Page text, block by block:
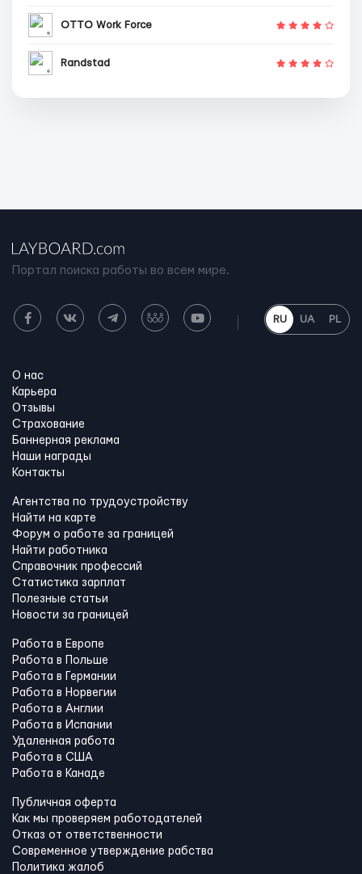
OTTO Work Force
Randstad
Портал поиска работы во всем мире.
RU UA PL
О нас
Карьера
Отзывы
Страхование
Баннерная реклама
Наши награды
Контакты
Агентства по трудоустройству
Найти на карте
Форум о работе за границей
Найти работника
Справочник профессий
Статистика зарплат
Полезные статьи
Новости за границей
Работа в Европе
Работа в Польше
Работа в Германии
Работа в Норвегии
Работа в Англии
Работа в Испании
Удаленная работа
Работа в США
Работа в Канадe
Публичная оферта
Как мы проверяем работодателей
Отказ от ответственности
Современное утверждение рабства
Политика жалоб